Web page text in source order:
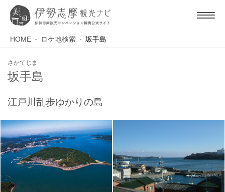
HOME ロケ地検索 坂手島
さかてじま
坂手島
江戸川乱歩ゆかりの島